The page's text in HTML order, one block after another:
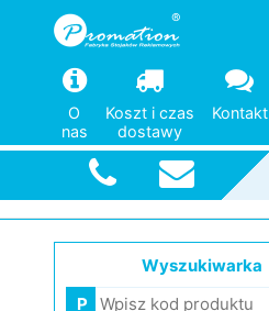
O
nas
Koszt i czas
dostawy
Kontakt
Wyszukiwarka